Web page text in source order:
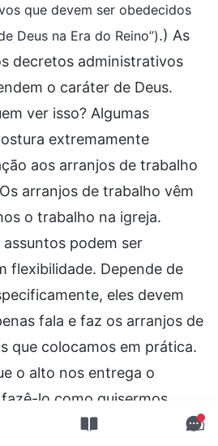
que devem ser obedecidos
Deus na Era do Reino”).) As
decretos administrativos
o caráter de Deus.
ver isso? Algumas
extremamente
aos arranjos de trabalho
arranjos de trabalho vêm
o trabalho na igreja.
assuntos podem ser
flexibilidade. Depende de
eles devem
fala e faz os arranjos de
que colocamos em prática.
o alto nos entrega o
lo como quisermos.
que seja feito. Ninguém